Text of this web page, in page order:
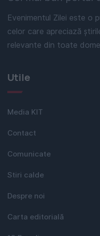
Evenimentul Zilei este o
celor care apreciază
relevante din toate
Utile
Media KIT
Contact
Comunicate
Stiri calde
Despre noi
Carta editorială